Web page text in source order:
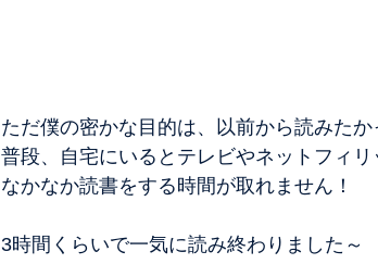
ただ僕の密かな目的は、以前から読みた
普段、自宅にいるとテレビやネットフィ
なかなか読書をする時間が取れません！
3時間くらいで一気に読み終わりました～